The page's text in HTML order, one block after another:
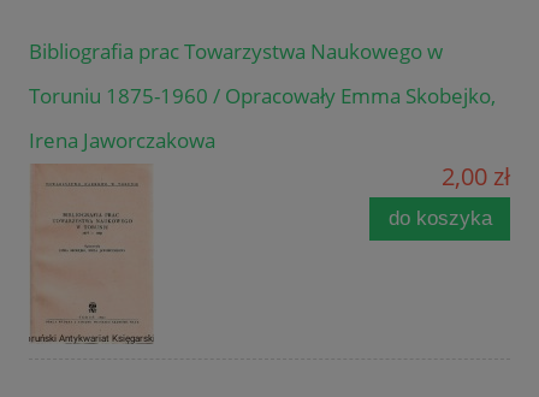
Bibliografia prac Towarzystwa Naukowego w
Toruniu 1875-1960 / Opracowały Emma Skobejko,
Irena Jaworczakowa
2,00 zł
do koszyka